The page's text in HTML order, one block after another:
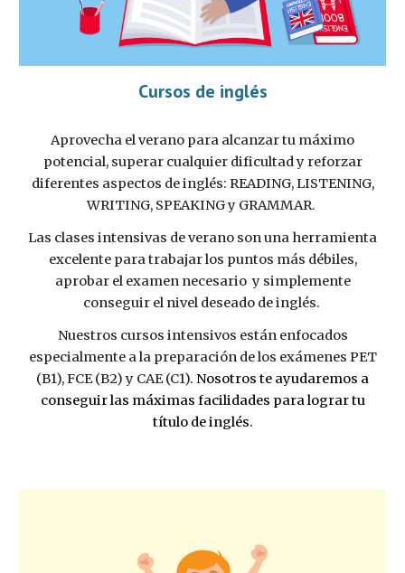
Cursos de inglés
Aprovecha el verano para alcanzar tu máximo
potencial, superar cualquier dificultad y reforzar
diferentes aspectos de inglés: READING, LISTENING,
WRITING, SPEAKING y GRAMMAR.
Las clases intensivas de verano son una herramienta
excelente para trabajar los puntos más débiles,
aprobar el examen necesario y simplemente
conseguir el nivel deseado de inglés.
Nuestros cursos intensivos están enfocados
especialmente a la preparación de los exámenes PET
(B1), FCE (B2) y CAE (C1). Nosotros te ayudaremos a
conseguir las máximas facilidades para lograr tu
título de inglés.